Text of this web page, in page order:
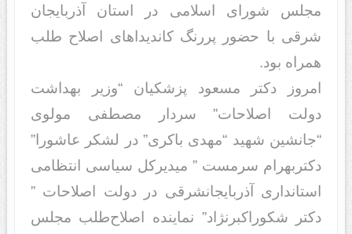
مجلس شورای اسلامی در استان آذربایجان
شرقی با حضور پررنگ کاندیداهای اصلاح طلب
همراه بود.
امروز دکتر مسعود پزشکیان “وزیر بهداشت
دولت اصلاحات” سردار مصطفی مولوی
“جانشین شهید “مهدی باکری” در لشکر عاشورا”
دکتربهرام سرمست ” میدیرکل سیاسی انتظامی
استانداری آذربایجانشرقی در دولت اصلاحات ”
دکتر شکوراکبرنژاد” نماینده اصلاح‌طلب مجلس